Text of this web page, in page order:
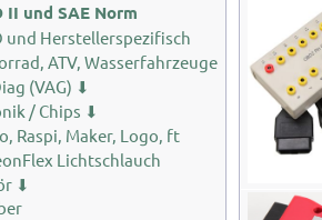
II und SAE Norm
und Herstellerspezifisch
ATV, Wasserfahrzeuge
(VAG) ⬇
/ Chips ⬇
Raspi, Maker, Logo, ft
Lichtschlauch
⬇